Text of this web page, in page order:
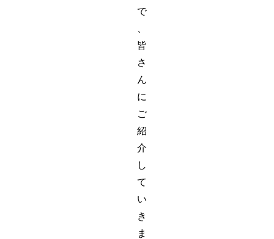
で
皆
さ
ん
に
ご
紹
介
し
て
い
き
ま